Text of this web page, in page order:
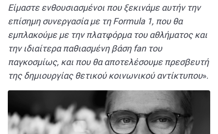
Είμαστε ενθουσιασμένοι που ξεκινάμε αυτήν την
επίσημη συνεργασία με τη Formula 1, που θα
εμπλακούμε με την πλατφόρμα του αθλήματος και
την ιδιαίτερα παθιασμένη βάση fan του
παγκοσμίως, και που θα αποτελέσουμε πρεσβευτή
της δημιουργίας θετικού κοινωνικού αντίκτυπου».